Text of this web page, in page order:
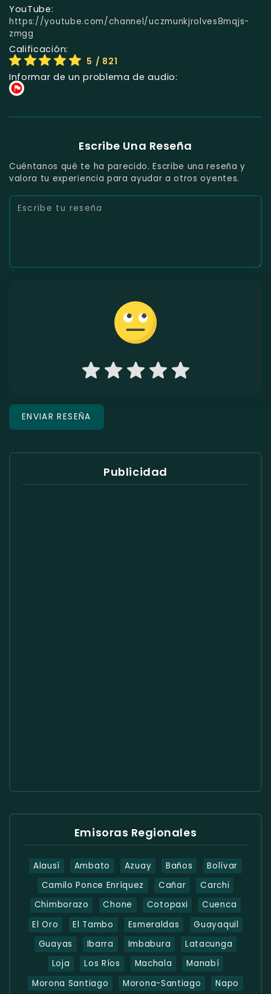
YouTube:
https://youtube.com/channel/uczmunkjrolves8mqjs-
zmgg
Calificación:
5 / 821
Informar de un problema de audio:
Escribe Una Reseña
Cuéntanos qué te ha parecido. Escribe una reseña y
valora tu experiencia para ayudar a otros oyentes.
Publicidad
Emisoras Regionales
Alausí Ambato Azuay Baños
Bolívar
Camilo Ponce Enríquez
Cañar
Carchi
Chimborazo
Chone Cotopaxi
Cuenca
El Oro
El Tambo Esmeraldas
Guayaquil
Guayas
Ibarra Imbabura
Latacunga
Loja
Los Ríos Machala
Manabí
Morona Santiago
Morona-Santiago Napo